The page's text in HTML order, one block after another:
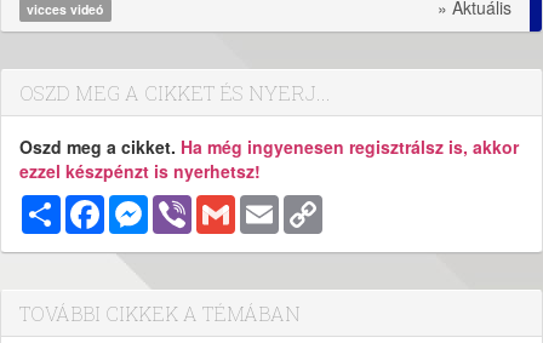
vicces videó » Aktuális
OSZD MEG A CIKKET ÉS NYERJ...
Oszd meg a cikket. Ha még ingyenesen regisztrálsz is, akkor
ezzel készpénzt is nyerhetsz!
MegosztásFacebookMessenger
Viber Gmail Email
TOVÁBBI CIKKEK A TÉMÁBAN